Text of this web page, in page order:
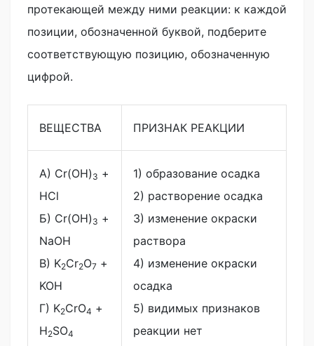
протекающей между ними реакции: к каждой
позиции, обозначенной буквой, подберите
соответствующую позицию, обозначенную
цифрой.
ВЕЩЕСТВА ПРИЗНАК РЕАКЦИИ
А) Cr(OH) 3 +
HCl
Б) Cr(OH) 3 +
NaOH
В) K2Cr2O7 +
KOH
Г) K2CrO4 +
H2SO4
1) образование осадка
2) растворение осадка
3) изменение окраски
раствора
4) изменение окраски
осадка
5) видимых признаков
реакции нет